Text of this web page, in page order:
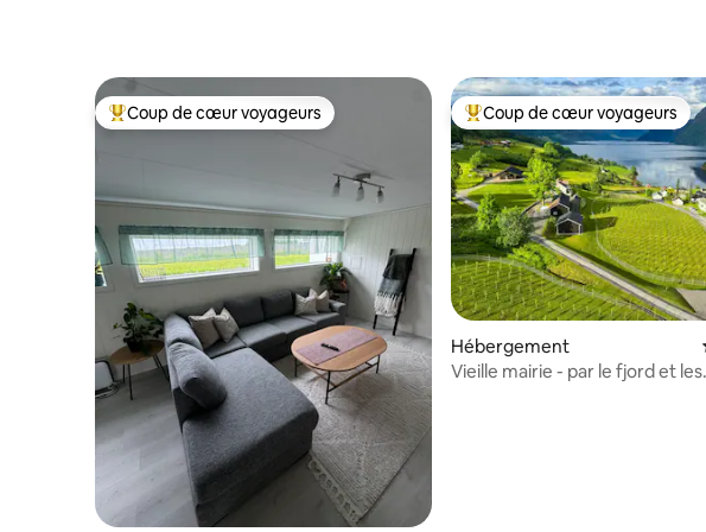
Coups de cœur voyageurs les plus appréciés
Coup de cœur voyageurs Coups de cœur voyageurs les
Coup de cœur voyageurs
Hébergement
Vieille mairie - par le fjord et les